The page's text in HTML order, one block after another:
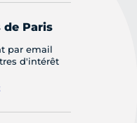
de Paris
par email
d'intérêt